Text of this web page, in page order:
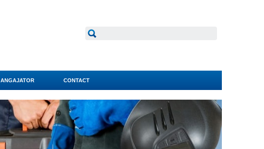
ANGAJATOR CONTACT